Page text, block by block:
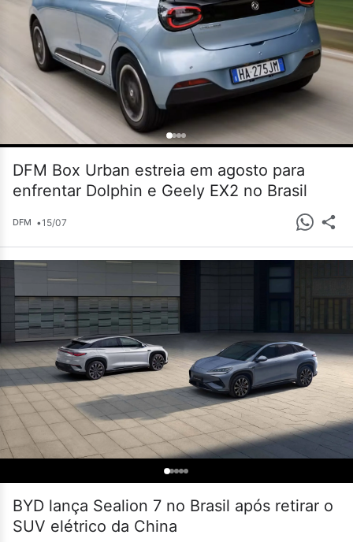
DFM Box Urban estreia em agosto para
enfrentar Dolphin e Geely EX2 no Brasil
DFM •15/07
BYD lança Sealion 7 no Brasil após retirar o
SUV elétrico da China